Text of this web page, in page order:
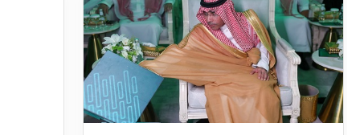
الدمام, الدمام - بنده حي أحد
الأحد - الخميس (08:00-14:30)
التوجه للموقع
الدمام, الدمام - الغرفة التجارية